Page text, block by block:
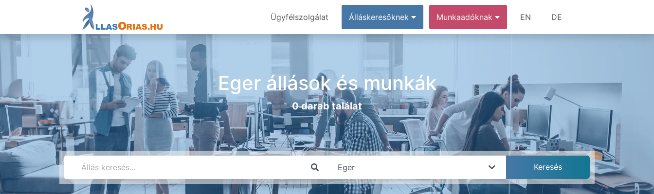
Ügyfélszolgálat Álláskeresőknek Munkaadóknak EN DE
Eger állások és munkák
0 darab találat